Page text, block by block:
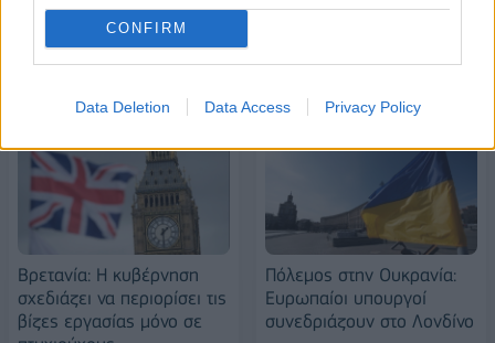
CONFIRM
Data Deletion Data Access Privacy Policy
ΠΕΡΙΣΣΌΤΕΡΑ ΣΕ ΑΥΤΉ ΤΗΝ ΚΑΤΗΓΟΡΊΑ
Βρετανία: Η κυβέρνηση
σχεδιάζει να περιορίσει τις
βίζες εργασίας μόνο σε
Πόλεμος στην Ουκρανία:
Ευρωπαίοι υπουργοί
συνεδριάζουν στο Λονδίνο